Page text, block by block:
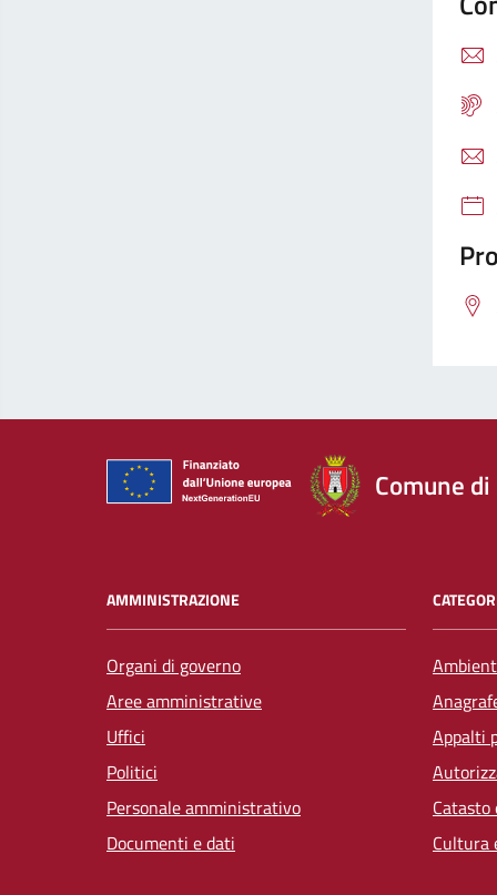
Comune
AMMINISTRAZIONE
Organi di governo
Aree amministrative
Uffici
Politici
Personale amministrativo
Documenti e dati
Appalti
Cultura